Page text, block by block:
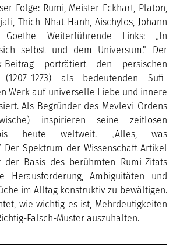
Folge: Rumi, Meister Eckhart, Platon,
Thich Nhat Hanh, Aischylos, Johann
Weiterführende Links: „In
selbst und dem Universum." Der
Beitrag porträtiert den persischen
als bedeutenden Sufi-
Werk auf universelle Liebe und innere
Als Begründer des Mevlevi-Ordens
inspirieren seine zeitlosen
heute weltweit. „Alles, was
Der Spektrum der Wissenschaft-Artikel
Basis des berühmten Rumi-Zitats
Herausforderung, Ambiguitäten und
im Alltag konstruktiv zu bewältigen.
wie wichtig es ist, Mehrdeutigkeiten
Falsch-Muster auszuhalten.